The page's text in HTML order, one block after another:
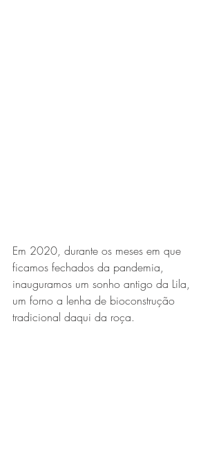
Em 2020, durante os meses em que
ficamos fechados da pandemia, ​
inauguramos um sonho antigo da Lila,
um forno a lenha de bioconstrução
tradicional daqui da roça.